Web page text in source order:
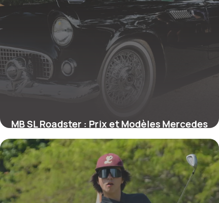
MB SL Roadster : Prix et Modèles Mercedes
22 mai 2026